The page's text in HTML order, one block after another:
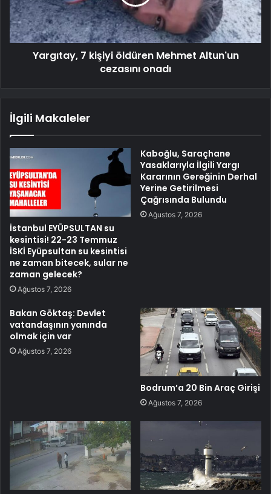
Yargıtay, 7 kişiyi öldüren Mehmet Altun'un
cezasını onadı
İlgili Makaleler
İstanbul EYÜPSULTAN su
kesintisi! 22-23 Temmuz
İSKİ Eyüpsultan su kesintisi
ne zaman bitecek, sular ne
zaman gelecek?
Ağustos 7, 2026
Kaboğlu, Saraçhane
Yasaklarıyla İlgili Yargı
Kararının Gereğinin Derhal
Yerine Getirilmesi
Çağrısında Bulundu
Ağustos 7, 2026
Bakan Göktaş: Devlet
vatandaşının yanında
olmak için var
Ağustos 7, 2026
Bodrum’a 20 Bin Araç Girişi
Ağustos 7, 2026